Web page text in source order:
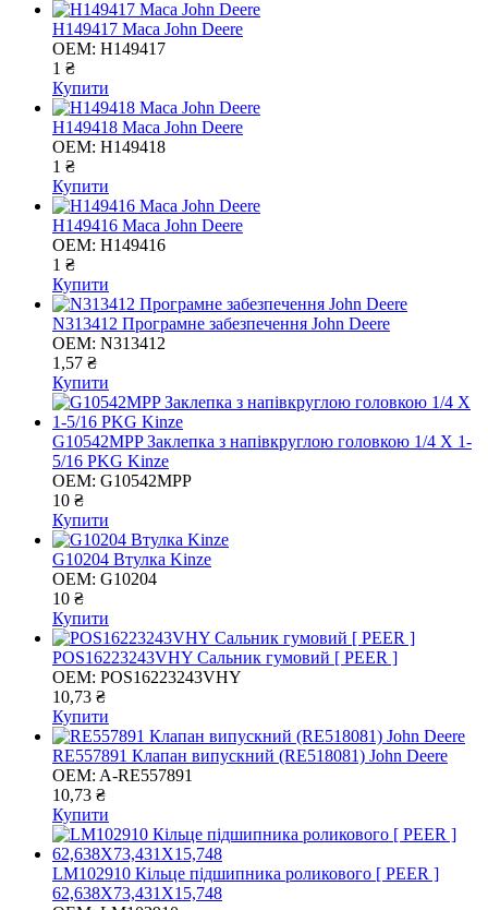
H149417 Маса John Deere
OEM: H149417
1 ₴
Купити
H149418 Маса John Deere
OEM: H149418
1 ₴
Купити
H149416 Маса John Deere
OEM: H149416
1 ₴
Купити
N313412 Програмне забезпечення John Deere
OEM: N313412
1,57 ₴
Купити
G10542MPP Заклепка з напiвкруглою головкою 1/4 X 1-
5/16 PKG Kinze
OEM: G10542MPP
10 ₴
Купити
G10204 Втулка Kinze
OEM: G10204
10 ₴
Купити
POS16223243VHY Сальник гумовий [ PEER ]
OEM: POS16223243VHY
10,73 ₴
Купити
RE557891 Клапан випускний (RE518081) John Deere
OEM: A-RE557891
10,73 ₴
Купити
LM102910 Кільце підшипника роликового [ PEER ]
62,638X73,431X15,748